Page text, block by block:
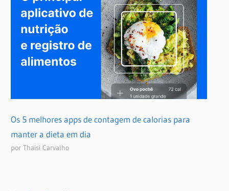
Os 5 melhores apps de contagem de calorias para
manter a dieta em dia
por Thaisi Carvalho